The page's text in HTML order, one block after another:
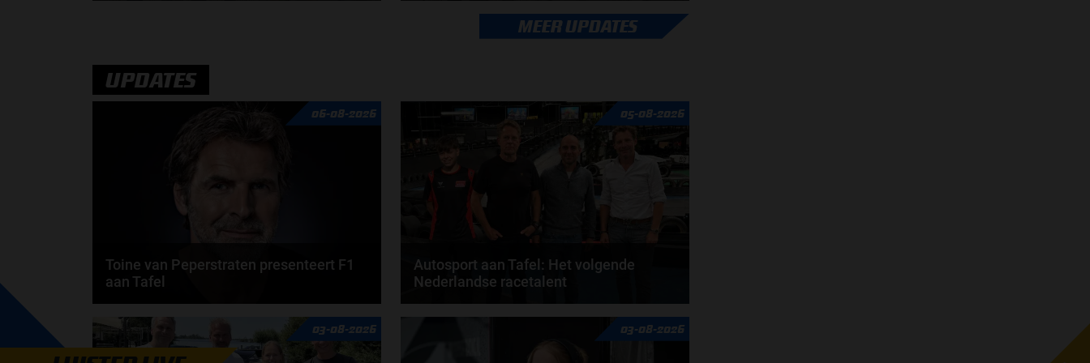
doorde redactie van Grand Prix Radio
Veranderingen aanstaande voor Max Verstappen en
Red Bull. McLaren en Aston Martin komen met
MEER UPDATES
UPDATES
06-08-2026
Toine van Peperstraten presenteert F1
aan Tafel
Rob van Someren, Beitske Visser en Frans
Verschuur schuiven aan in de nieuwe F1 aan Tafel.
05-08-2026
Autosport aan Tafel: Het volgende
Nederlandse racetalent
Hoe klim je naar te top in de racewereld? Wat is er
nodig om alles uit je carrière te halen? En hoe...
03-08-2026 03-08-2026